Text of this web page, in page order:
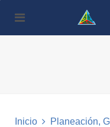
este
Inicio Planeación,